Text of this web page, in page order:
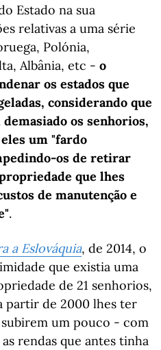
Estado na sua
relativas a uma série
Polónia,
Albânia, etc - o
os estados que
considerando que
os senhorios,
um "fardo
os de retirar
que lhes
de manutenção e
.
a Eslováquia, de 2014, o
que existia uma
de 21 senhorios,
partir de 2000 lhes ter
um pouco - com
rendas que antes tinha